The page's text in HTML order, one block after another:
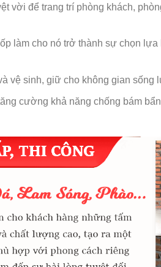
vời để trang trí phòng khách,
làm cho nó trở thành sự chọn
vệ sinh, giữ cho không gian sống
cường khả năng chống bám